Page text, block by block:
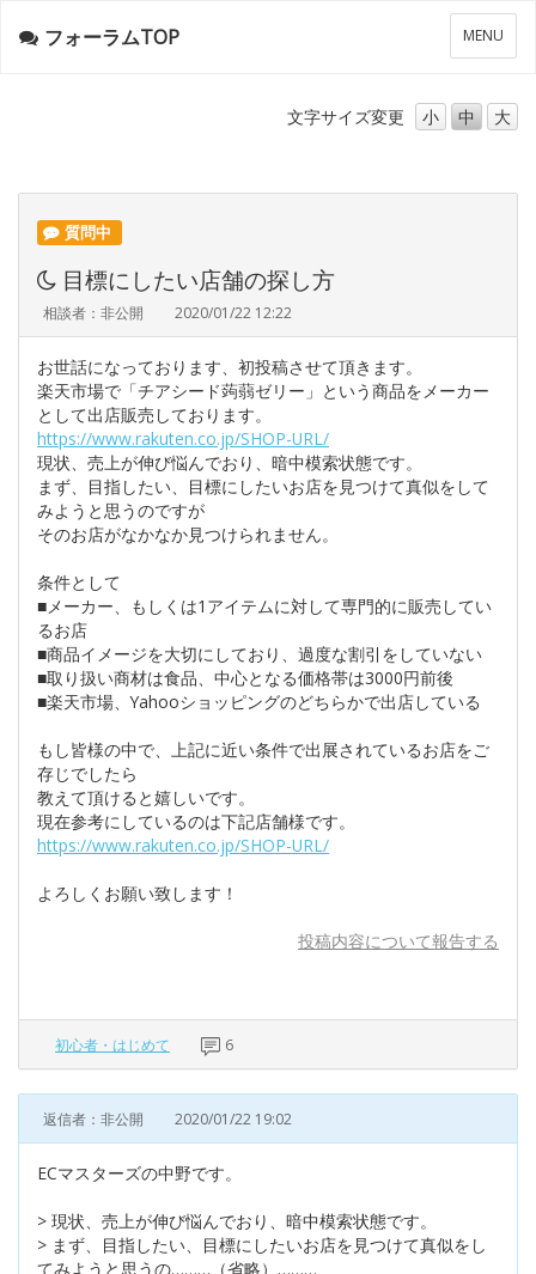
メ
ニ
ー
MENU
フォーラムTOP
文字サイズ変更 小 中 大
質問中
目標にしたい店舗の探し方
相談者：非公開 2020/01/22 12:22
お世話になっております、初投稿させて頂きます。
楽天市場で「チアシード蒟蒻ゼリー」という商品をメーカー
として出店販売しております。
https://www.rakuten.co.jp/SHOP-URL/
現状、売上が伸び悩んでおり、暗中模索状態です。
まず、目指したい、目標にしたいお店を見つけて真似をして
みようと思うのですが
そのお店がなかなか見つけられません。
条件として
■メーカー、もしくは1アイテムに対して専門的に販売してい
るお店
■商品イメージを大切にしており、過度な割引をしていない
■取り扱い商材は食品、中心となる価格帯は3000円前後
■楽天市場、Yahooショッピングのどちらかで出店している
もし皆様の中で、上記に近い条件で出展されているお店をご
存じでしたら
教えて頂けると嬉しいです。
現在参考にしているのは下記店舗様です。
https://www.rakuten.co.jp/SHOP-URL/
よろしくお願い致します！
投稿内容について報告する
初心者・はじめて 6
返信者：非公開 2020/01/22 19:02
ECマスターズの中野です。
> 現状、売上が伸び悩んでおり、暗中模索状態です。
> まず、目指したい、目標にしたいお店を見つけて真似をし
てみようと思うの………（省略）………